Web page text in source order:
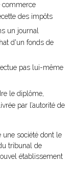
commerce
des impôts
un journal
d'un fonds de
pas lui-même
le diplôme,
par l’autorité de
une société dont le
tribunal de
établissement